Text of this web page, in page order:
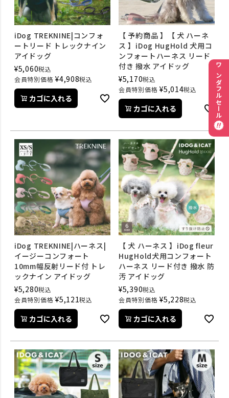
iDog TREKNINE|コンフォ
ートリード トレックナイン
アイドッグ
¥5,060税込
会員特別価格 ¥4,908税込
カゴに入れる
【 予約商品 】【 犬 ハーネ
ス 】iDog HugHold 犬用コ
ンフォートハーネス リード
付き 撥水 アイドッグ
¥5,170税込
会員特別価格 ¥5,014税込
カゴに入れる
iDog TREKNINE|ハーネス|
イージーコンフォート
10mm幅反射リード付 トレ
ックナイン アイドッグ
¥5,280税込
会員特別価格 ¥5,121税込
カゴに入れる
【 犬 ハーネス 】iDog fleur
HugHold犬用コンフォート
ハーネス リード付き 撥水 防
汚 アイドッグ
¥5,390税込
会員特別価格 ¥5,228税込
カゴに入れる
ワンダフルセール